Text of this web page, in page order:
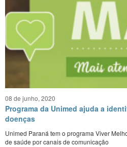
08 de junho, 2020
Programa da Unimed ajuda a
doenças
Unimed Paraná tem o programa Viver
de saúde por canais de comunicação